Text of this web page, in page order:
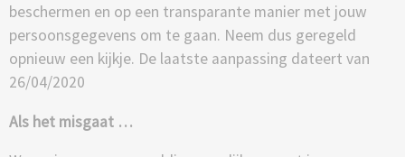
beschermen en op een transparante manier met jouw
persoonsgegevens om te gaan. Neem dus geregeld
opnieuw een kijkje. De laatste aanpassing dateert van
26/04/2020
Als het misgaat …